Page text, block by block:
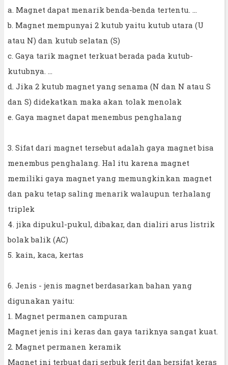
a. Magnet dapat menarik benda-benda tertentu. ...
b. Magnet mempunyai 2 kutub yaitu kutub utara (U
atau N) dan kutub selatan (S)
c. Gaya tarik magnet terkuat berada pada kutub-
kutubnya. ...
d. Jika 2 kutub magnet yang senama (N dan N atau S
dan S) didekatkan maka akan tolak menolak
e. Gaya magnet dapat menembus penghalang
3. Sifat dari magnet tersebut adalah gaya magnet bisa
menembus penghalang. Hal itu karena magnet
memiliki gaya magnet yang memungkinkan magnet
dan paku tetap saling menarik walaupun terhalang
triplek
4. jika dipukul-pukul, dibakar, dan dialiri arus listrik
bolak balik (AC)
5. kain, kaca, kertas
6. Jenis - jenis magnet berdasarkan bahan yang
digunakan yaitu:
1. Magnet permanen campuran
Magnet jenis ini keras dan gaya tariknya sangat kuat.
2. Magnet permanen keramik
Magnet ini terbuat dari serbuk ferit dan bersifat keras